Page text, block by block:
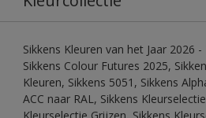
Sikkens Kleuren van het Jaar 2026
Sikkens Colour Futures 2025,
Kleuren, Sikkens 5051, Sikkens
ACC naar RAL, Sikkens